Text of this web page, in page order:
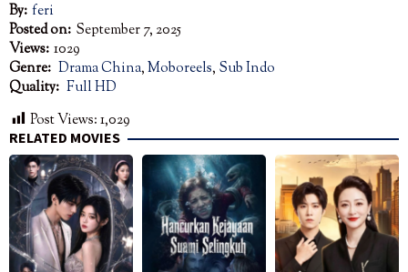
By: feri
Posted on: September 7, 2025
Views: 1029
Genre: Drama China,Moboreels, Sub Indo
Quality: Full HD
Post Views:1,029
RELATED MOVIES